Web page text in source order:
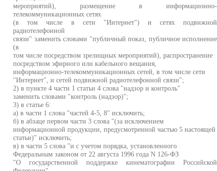
мероприятий), размещение в информационно-
телекоммуникационных сетях
(в том числе в сети "Интернет") и сетях подвижной
радиотелефонной
связи" заменить словами "публичный показ, публичное исполнение
(в
том числе посредством зрелищных мероприятий), распространение
посредством эфирного или кабельного вещания,
информационно-телекоммуникационных сетей, в том числе сети
"Интернет", и сетей подвижной радиотелефонной связи";
2) в пункте 4 части 1 статьи 4 слова "надзор и контроль"
заменить словами "контроль (надзор)";
3) в статье 6:
а) в части 1 слова "частей 4-5, 8" исключить;
б) в абзаце первом части 3 слова "(за исключением
информационной продукции, предусмотренной частью 5 настоящей
статьи)" исключить;
в) в части 5 слова "и с учетом порядка, установленного
Федеральным законом от 22 августа 1996 года N 126-ФЗ
"О государственной поддержке кинематографии Российской